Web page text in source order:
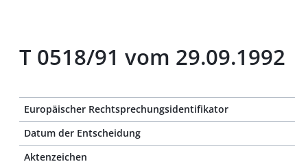
T 0518/91 vom 29.09.1992
Europäischer Rechtsprechungsidentifikator
Datum der Entscheidung
Aktenzeichen